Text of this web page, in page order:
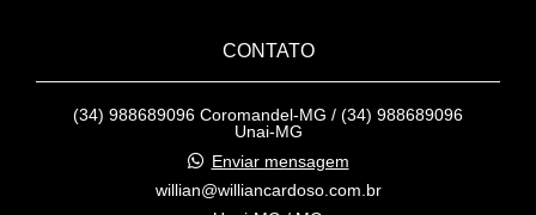
CONTATO
(34) 988689096 Coromandel-MG / (34) 988689096
Unai-MG
Enviar mensagem
willian@williancardoso.com.br